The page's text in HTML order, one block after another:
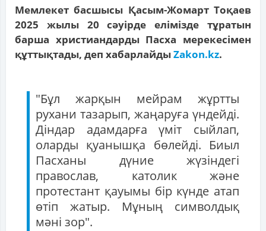
Мемлекет басшысы Қасым-Жомарт Тоқаев
2025 жылы 20 сәуірде елімізде тұратын
барша христиандарды Пасха мерекесімен
құттықтады, деп хабарлайдыZakon.kz.
"Бұл жарқын мейрам жұртты
рухани тазарып, жаңаруға үндейді.
Діндар адамдарға үміт сыйлап,
оларды қуанышқа бөлейді. Биыл
Пасханы дүние жүзіндегі
православ, католик және
протестант қауымы бір күнде атап
өтіп жатыр. Мұның символдық
мәні зор".